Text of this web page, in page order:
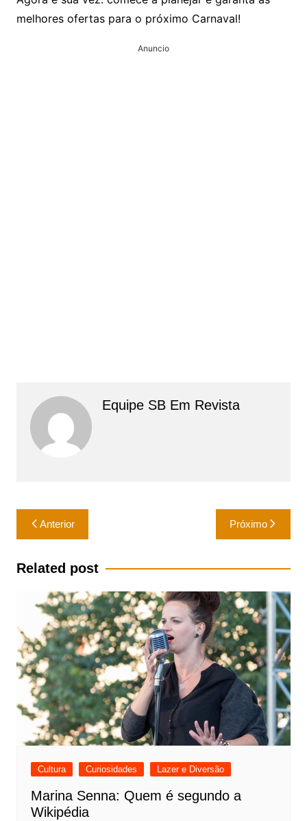
melhores ofertas para o próximo Carnaval!
Anuncio
Equipe SB Em Revista
Navegação
de
Post
Anterior Próximo
Related post
Cultura Curiosidades Lazer e Diversão
Marina Senna: Quem é segundo a
Wikipédia